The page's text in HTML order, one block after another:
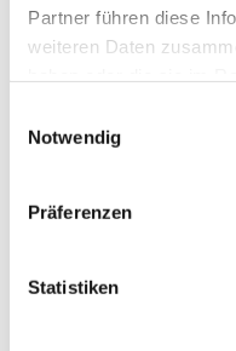
Partner führen diese
weiteren Daten
Notwendig
Präferenzen
Statistiken
Dies